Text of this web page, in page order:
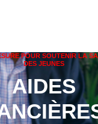
POUR SOUTENIR LA
DES JEUNES
AIDES